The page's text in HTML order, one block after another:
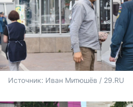
Источник: Иван Митюшёв / 29.RU